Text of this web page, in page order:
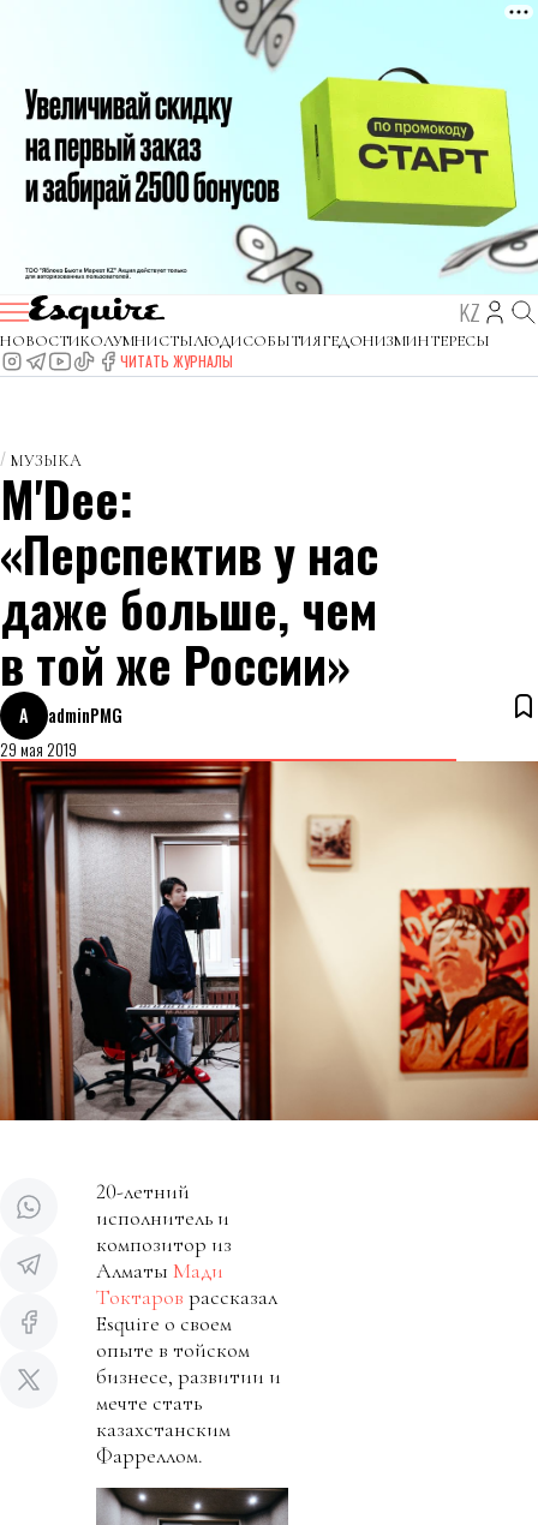
KZ
НОВОСТИКОЛУМНИСТЫЛЮДИСОБЫТИЯГЕДОНИЗМИНТЕРЕСЫ
ЧИТАТЬ ЖУРНАЛЫ
МУЗЫКА
M'Dee:
«Перспектив у нас
даже больше, чем
в той же России»
A
adminPMG
29 мая 2019
20-летний
исполнитель и
композитор из
Алматы Мади
Токтаров рассказал
Esquire о своем
опыте в тойском
бизнесе, развитии и
мечте стать
казахстанским
Фарреллом.